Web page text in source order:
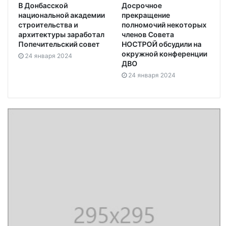
В Донбасской
национальной академии
строительства и
архитектуры заработал
Попечительский совет
24 января 2024
Досрочное
прекращение
полномочий некоторых
членов Совета
НОСТРОЙ обсудили на
окружной конференции
ДВО
24 января 2024